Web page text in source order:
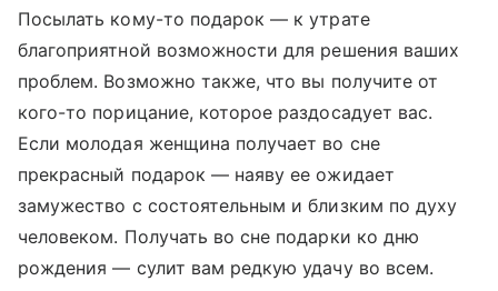
Посылать кому-то подарок — к утрате
благоприятной возможности для решения ваших
проблем. Возможно также, что вы получите от
кого-то порицание, которое раздосадует вас.
Если молодая женщина получает во сне
прекрасный подарок — наяву ее ожидает
замужество с состоятельным и близким по духу
человеком. Получать во сне подарки ко дню
рождения — сулит вам редкую удачу во всем.